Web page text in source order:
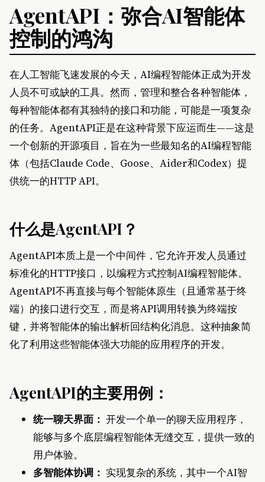
AgentAPI：弥合AI智能体
控制的鸿沟
在人工智能飞速发展的今天，AI编程智能体正成为开发
人员不可或缺的工具。然而，管理和整合各种智能体，
每种智能体都有其独特的接口和功能，可能是一项复杂
的任务。AgentAPI正是在这种背景下应运而生——这是
一个创新的开源项目，旨在为一些最知名的AI编程智能
体（包括Claude Code、Goose、Aider和Codex）提
供统一的HTTP API。
什么是AgentAPI？
AgentAPI本质上是一个中间件，它允许开发人员通过
标准化的HTTP接口，以编程方式控制AI编程智能体。
AgentAPI不再直接与每个智能体原生（且通常基于终
端）的接口进行交互，而是将API调用转换为终端按
键，并将智能体的输出解析回结构化消息。这种抽象简
化了利用这些智能体强大功能的应用程序的开发。
AgentAPI的主要用例：
统一聊天界面： 开发一个单一的聊天应用程序，
能够与多个底层编程智能体无缝交互，提供一致的
用户体验。
多智能体协调： 实现复杂的系统，其中一个AI智